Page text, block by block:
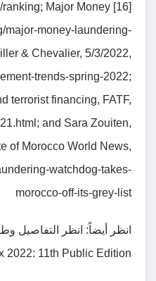
ranking; Major Money
major-money-laundering-
& Chevalier, 5/3/2022,
trends-spring-2022;
terrorist financing, FATF,
and Sara Zouiten,
of Morocco World News,
watchdog-takes-
morocco-off-its-grey-list
2022: 11th Public Edition